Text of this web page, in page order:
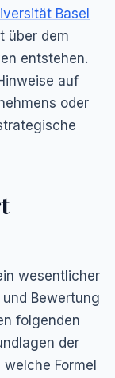
Basel
über dem
entstehen.
auf
oder
wesentlicher
Bewertung
folgenden
der
Formel